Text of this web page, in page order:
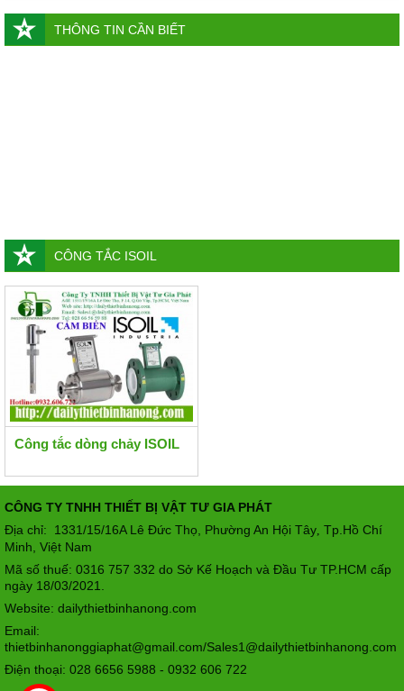
THÔNG TIN CẦN BIẾT
CÔNG TẮC ISOIL
Công tắc dòng chảy ISOIL
CÔNG TY TNHH THIẾT BỊ VẬT TƯ GIA PHÁT
Địa chỉ: 1331/15/16A Lê Đức Thọ, Phường An Hội Tây Tp.Hồ Chí
Minh, Việt Nam
Mã số thuế: 0316 757 332 do Sở Kế Hoạch và Đầu Tư TP.HCM cấp
ngày 18/03/2021.
Website: dailythietbinhanong.com
Email:
thietbinhanonggiaphat@gmail.com/Sales1@dailythietbinhanong.com
Điện thoại: 028 6656 5988 - 0932 606 722